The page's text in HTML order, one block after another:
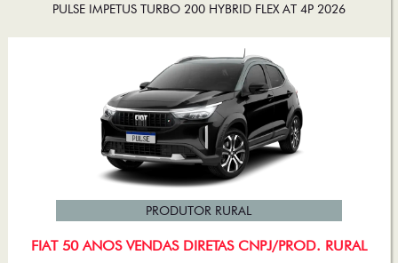
PULSE IMPETUS TURBO 200 HYBRID FLEX AT 4P 2026
FIAT 50 ANOS VENDAS DIRETAS CNPJ/PROD. RURAL
PRODUTOR RURAL